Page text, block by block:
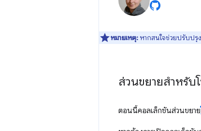
หมายเหตุ: หากสนใจช่วยปรับปรุ
ส่วนขยายสำหรับ
ตอนนี้คอลเล็กชันส่วนขยาย